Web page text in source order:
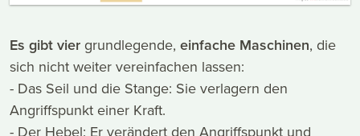
Es gibt vier grundlegende, einfache Maschinen, die
sich nicht weiter vereinfachen lassen:
- Das Seil und die Stange: Sie verlagern den
Angriffspunkt einer Kraft.
- Der Hebel: Er verändert den Angriffspunkt und